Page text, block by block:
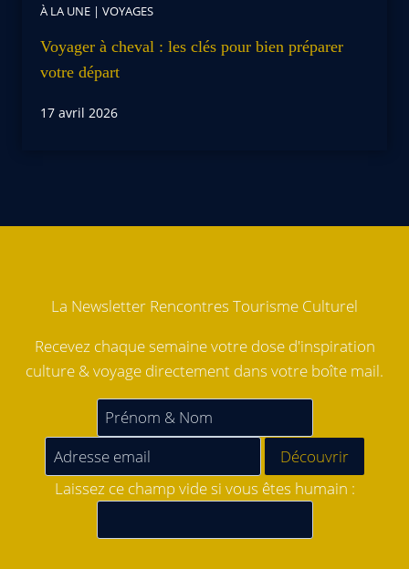
À LA UNE | VOYAGES
Voyager à cheval : les clés pour bien préparer
votre départ
17 avril 2026
La Newsletter Rencontres Tourisme Culturel
Recevez chaque semaine votre dose d'inspiration
culture & voyage directement dans votre boîte mail.
Laissez ce champ vide si vous êtes humain :